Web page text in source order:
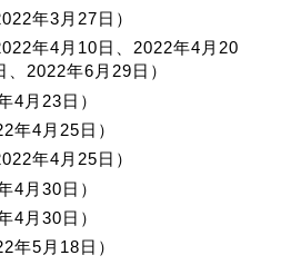
年3月27日）
年4月10日、2022年4月20
2022年6月29日）
4月23日）
年4月25日）
年4月25日）
4月30日）
4月30日）
年5月18日）